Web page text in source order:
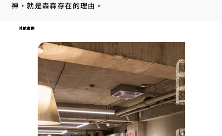
神，就是森森存在的理由。
其他案例